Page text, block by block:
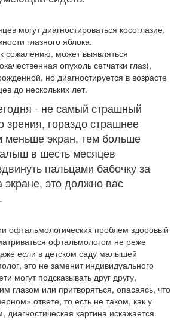
могут диагностироваться косоглазие,
глазного яблока.
сожалению, может выявляться
опухоль сетчатки глаз),
но диагностируется в возрасте
до нескольких лет.
- не самый страшный
зрения, гораздо страшнее
меньше экран, тем больше
в шесть месяцев
пальцами бабочку за
экране, это должно вас
офтальмологических проблем здоровый
офтальмологом не реже
если в детском саду малышей
это не заменит индивидуального
могут подсказывать друг другу,
глазом или притворяться, опасаясь, что
ответе, то есть не таком, как у
диагностическая картина искажается.